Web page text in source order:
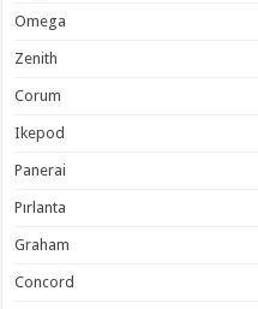
Omega
Zenith
Corum
Ikepod
Panerai
Pırlanta
Graham
Concord